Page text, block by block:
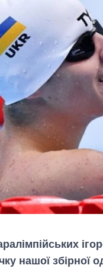
нашої збірної